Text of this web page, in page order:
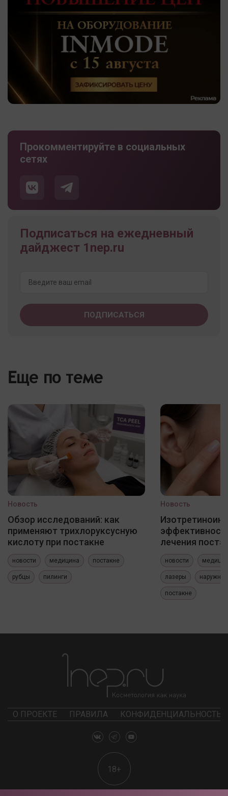
Прокомментируйте в социальных
сетях
Подписаться на ежедневный
дайджест 1nep.ru
Еще по теме
Новость
Обзор исследований: как
применяют трихлоруксусную
кислоту при постакне
новости медицина постакне
рубцы пилинги
Новость
Изотретиноин
лечения
новости
лазеры
постакне
О ПРОЕКТЕ ПРАВИЛА КОНФИДЕНЦИАЛЬНОСТЬ
18+